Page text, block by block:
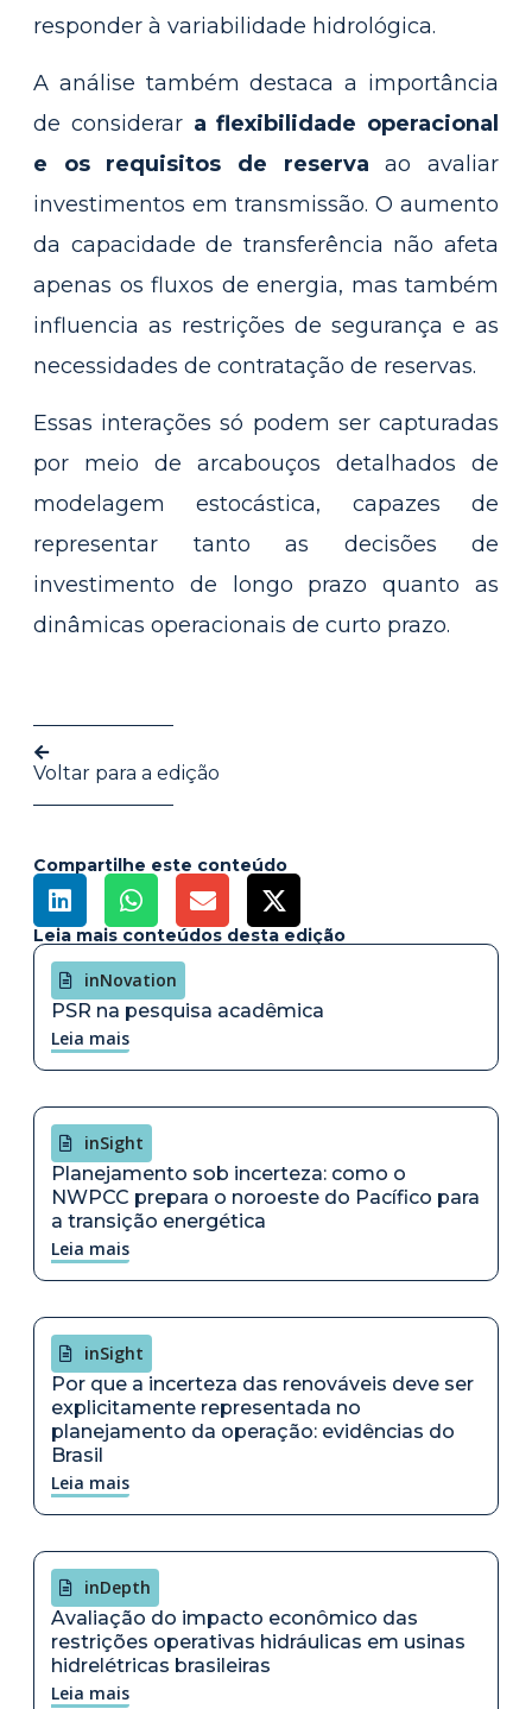
responder à variabilidade hidrológica.
A análise também destaca a importância
de considerar a flexibilidade operacional
e os requisitos de reserva ao avaliar
investimentos em transmissão. O aumento
da capacidade de transferência não afeta
apenas os fluxos de energia, mas também
influencia as restrições de segurança e as
necessidades de contratação de reservas.
Essas interações só podem ser capturadas
por meio de arcabouços detalhados de
modelagem estocástica, capazes de
representar tanto as decisões de
investimento de longo prazo quanto as
dinâmicas operacionais de curto prazo.
Voltar para a edição
Compartilhe este conteúdo
Leia mais conteúdos desta edição
inNovation
PSR na pesquisa acadêmica
Leia mais
inSight
Planejamento sob incerteza: como o
NWPCC prepara o noroeste do Pacífico para
a transição energética
Leia mais
inSight
Por que a incerteza das renováveis deve ser
explicitamente representada no
planejamento da operação: evidências do
Brasil
Leia mais
inDepth
Avaliação do impacto econômico das
restrições operativas hidráulicas em usinas
hidrelétricas brasileiras
Leia mais